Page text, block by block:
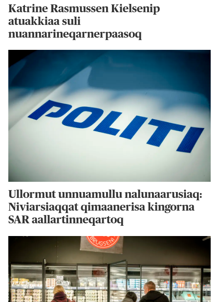
Katrine Rasmussen Kielsenip
atuakkiaa suli
nuannarineqarnerpaasoq
Ullormut unnuamullu nalunaarusiaq:
Niviarsiaqqat qimaanerisa kingorna
SAR aallartinneqartoq